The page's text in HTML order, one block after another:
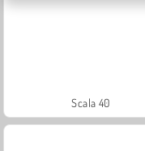
Scala 40